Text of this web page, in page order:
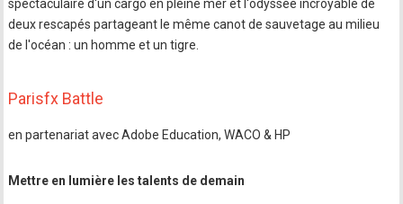
spectaculaire d'un cargo en pleine mer et l'odyssée incroyable de
deux rescapés partageant le même canot de sauvetage au milieu
de l'océan : un homme et un tigre.
Parisfx Battle
en partenariat avec Adobe Education, WACO & HP
Mettre en lumière les talents de demain